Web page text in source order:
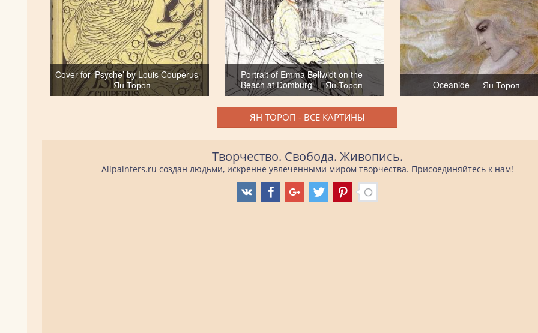
Cover for ‘Psyche’ by Louis Couperus
— Ян Тороп
Portrait of Emma Bellwidt on the
Beach at Domburg — Ян Тороп
Oceanide — Ян Тороп
ЯН ТОРОП - ВСЕ КАРТИНЫ
Творчество. Свобода. Живопись.
Allpainters.ru создан людьми, искренне увлеченными миром творчества. Присоединяйтесь к нам!